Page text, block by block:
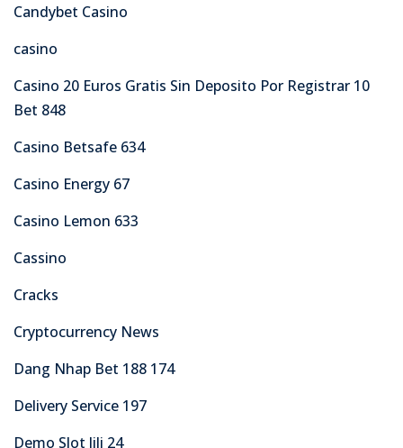
Candybet Casino
casino
Casino 20 Euros Gratis Sin Deposito Por Registrar 10
Bet 848
Casino Betsafe 634
Casino Energy 67
Casino Lemon 633
Cassino
Cracks
Cryptocurrency News
Dang Nhap Bet 188 174
Delivery Service 197
Demo Slot Jili 24